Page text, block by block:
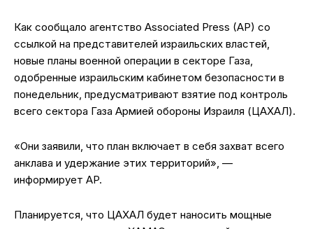
Как сообщало агентство Associated Press (AP) со
ссылкой на представителей израильских властей,
новые планы военной операции в секторе Газа,
одобренные израильским кабинетом безопасности в
понедельник, предусматривают взятие под контроль
всего сектора Газа Армией обороны Израиля (ЦАХАЛ).
«Они заявили, что план включает в себя захват всего
анклава и удержание этих территорий», —
информирует AP.
Планируется, что ЦАХАЛ будет наносить мощные